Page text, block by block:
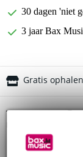
30 dagen 'niet
3 jaar Bax
Gratis
Twijfel je of de